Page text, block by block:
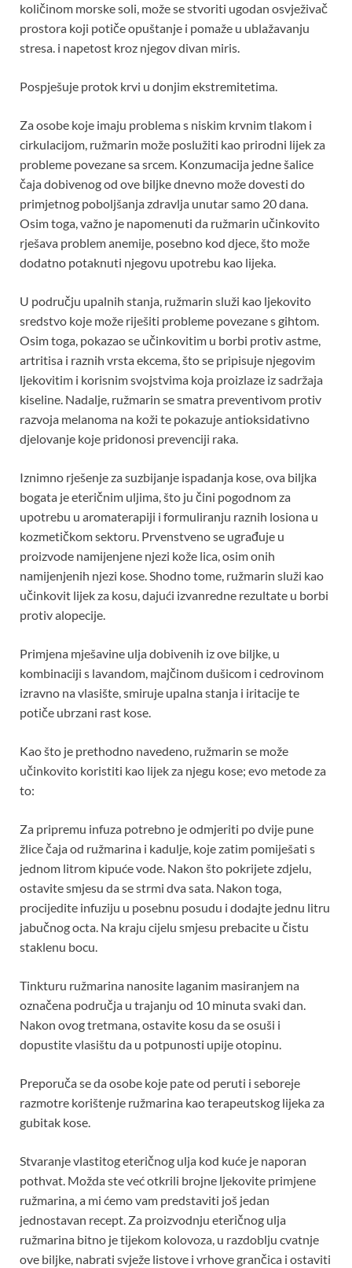
količinom morske soli, može se stvoriti ugodan osvježivač
prostora koji potiče opuštanje i pomaže u ublažavanju
stresa. i napetost kroz njegov divan miris.
Pospješuje protok krvi u donjim ekstremitetima.
Za osobe koje imaju problema s niskim krvnim tlakom i
cirkulacijom, ružmarin može poslužiti kao prirodni lijek za
probleme povezane sa srcem. Konzumacija jedne šalice
čaja dobivenog od ove biljke dnevno može dovesti do
primjetnog poboljšanja zdravlja unutar samo 20 dana.
Osim toga, važno je napomenuti da ružmarin učinkovito
rješava problem anemije, posebno kod djece, što može
dodatno potaknuti njegovu upotrebu kao lijeka.
U području upalnih stanja, ružmarin služi kao ljekovito
sredstvo koje može riješiti probleme povezane s gihtom.
Osim toga, pokazao se učinkovitim u borbi protiv astme,
artritisa i raznih vrsta ekcema, što se pripisuje njegovim
ljekovitim i korisnim svojstvima koja proizlaze iz sadržaja
kiseline. Nadalje, ružmarin se smatra preventivom protiv
razvoja melanoma na koži te pokazuje antioksidativno
djelovanje koje pridonosi prevenciji raka.
Iznimno rješenje za suzbijanje ispadanja kose, ova biljka
bogata je eteričnim uljima, što ju čini pogodnom za
upotrebu u aromaterapiji i formuliranju raznih losiona u
kozmetičkom sektoru. Prvenstveno se ugrađuje u
proizvode namijenjene njezi kože lica, osim onih
namijenjenih njezi kose. Shodno tome, ružmarin služi kao
učinkovit lijek za kosu, dajući izvanredne rezultate u borbi
protiv alopecije.
Primjena mješavine ulja dobivenih iz ove biljke, u
kombinaciji s lavandom, majčinom dušicom i cedrovinom
izravno na vlasište, smiruje upalna stanja i iritacije te
potiče ubrzani rast kose.
Kao što je prethodno navedeno, ružmarin se može
učinkovito koristiti kao lijek za njegu kose; evo metode za
to:
Za pripremu infuza potrebno je odmjeriti po dvije pune
žlice čaja od ružmarina i kadulje, koje zatim pomiješati s
jednom litrom kipuće vode. Nakon što pokrijete zdjelu,
ostavite smjesu da se strmi dva sata. Nakon toga,
procijedite infuziju u posebnu posudu i dodajte jednu litru
jabučnog octa. Na kraju cijelu smjesu prebacite u čistu
staklenu bocu.
Tinkturu ružmarina nanosite laganim masiranjem na
označena područja u trajanju od 10 minuta svaki dan.
Nakon ovog tretmana, ostavite kosu da se osuši i
dopustite vlasištu da u potpunosti upije otopinu.
Preporuča se da osobe koje pate od peruti i seboreje
razmotre korištenje ružmarina kao terapeutskog lijeka za
gubitak kose.
Stvaranje vlastitog eteričnog ulja kod kuće je naporan
pothvat. Možda ste već otkrili brojne ljekovite primjene
ružmarina, a mi ćemo vam predstaviti još jedan
jednostavan recept. Za proizvodnju eteričnog ulja
ružmarina bitno je tijekom kolovoza, u razdoblju cvatnje
ove biljke, nabrati svježe listove i vrhove grančica i ostaviti